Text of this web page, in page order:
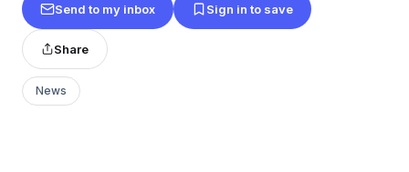
Send to my inbox Sign in to save
Share
News